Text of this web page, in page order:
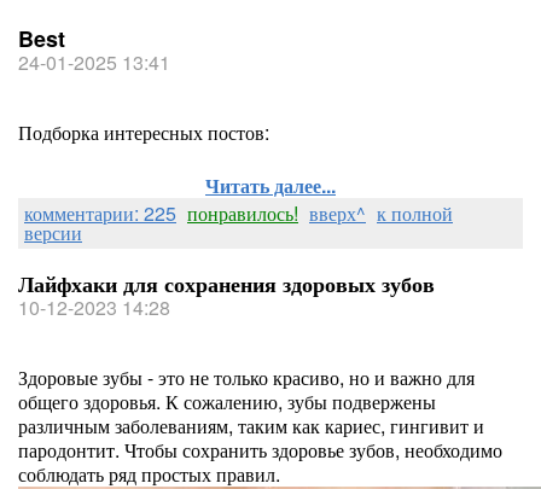
Best
24-01-2025 13:41
Подборка интересных постов:
Читать далее...
комментарии: 225 понравилось! вверх^ к полной
версии
Лайфхаки для сохранения здоровых зубов
10-12-2023 14:28
Здоровые зубы - это не только красиво, но и важно для
общего здоровья. К сожалению, зубы подвержены
различным заболеваниям, таким как кариес, гингивит и
пародонтит. Чтобы сохранить здоровье зубов, необходимо
соблюдать ряд простых правил.